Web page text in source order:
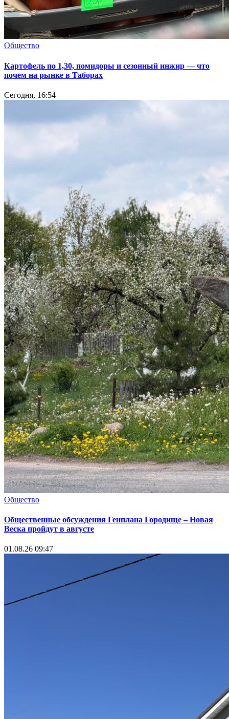
Общество
Картофель по 1,30, помидоры и сезонный инжир — что
почем на рынке в Таборах
Сегодня, 16:54
Общество
Общественные обсуждения Генплана Городище – Новая
Веска пройдут в августе
01.08.26 09:47